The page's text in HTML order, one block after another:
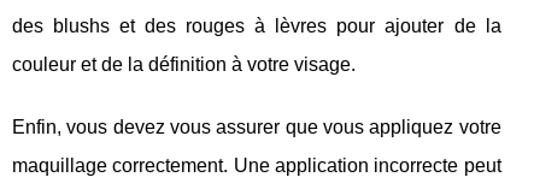
des blushs et des rouges à lèvres pour ajouter de la
couleur et de la définition à votre visage.
Enfin, vous devez vous assurer que vous appliquez votre
maquillage correctement. Une application incorrecte peut